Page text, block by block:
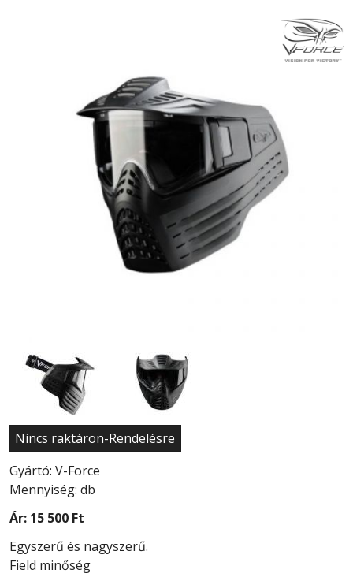
Nincs raktáron-Rendelésre
Gyártó: V-Force
Mennyiség: db
Ár: 15 500 Ft
Egyszerű és nagyszerű.
Field minőség